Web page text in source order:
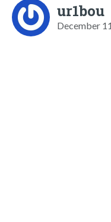
ur1bou
December